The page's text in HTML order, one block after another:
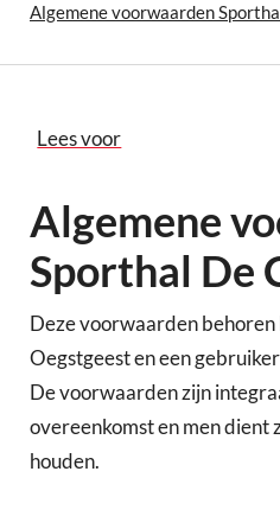
Algemene voorwaarden
Lees voor
Algemene
Sporthal De
Deze voorwaarden
Oegstgeest en een
De voorwaarden zijn
overeenkomst en men dient
houden.